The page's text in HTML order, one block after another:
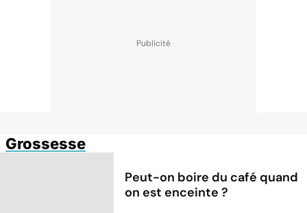
Grossesse
Peut-on boire du café quand
on est enceinte ?